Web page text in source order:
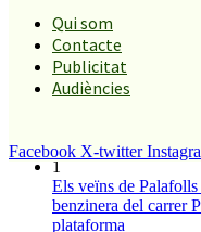
Qui som
Contacte
Publicitat
Audiències
Facebook X-twitter
SUBSCRIURE’M
1
Els veïns de
benzinera del carrer
plataforma